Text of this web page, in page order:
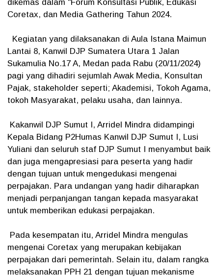
dikemas dalam “Forum Konsultasi Publik, Edukasi
Coretax, dan Media Gathering Tahun 2024.
Kegiatan yang dilaksanakan di Aula Istana Maimun
Lantai 8, Kanwil DJP Sumatera Utara 1 Jalan
Sukamulia No.17 A, Medan pada Rabu (20/11/2024)
pagi yang dihadiri sejumlah Awak Media, Konsultan
Pajak, stakeholder seperti; Akademisi, Tokoh Agama,
tokoh Masyarakat, pelaku usaha, dan lainnya.
Kakanwil DJP Sumut I, Arridel Mindra didampingi
Kepala Bidang P2Humas Kanwil DJP Sumut I, Lusi
Yuliani dan seluruh staf DJP Sumut I menyambut baik
dan juga mengapresiasi para peserta yang hadir
dengan tujuan untuk mengedukasi mengenai
perpajakan. Para undangan yang hadir diharapkan
menjadi perpanjangan tangan kepada masyarakat
untuk memberikan edukasi perpajakan.
Pada kesempatan itu, Arridel Mindra mengulas
mengenai Coretax yang merupakan kebijakan
perpajakan dari pemerintah. Selain itu, dalam rangka
melaksanakan PPH 21 dengan tujuan mekanisme